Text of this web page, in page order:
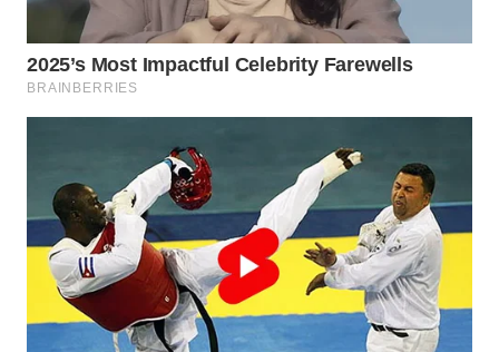
WN
SURABAYA
WN
BINTAN
WN
MANDALIKA